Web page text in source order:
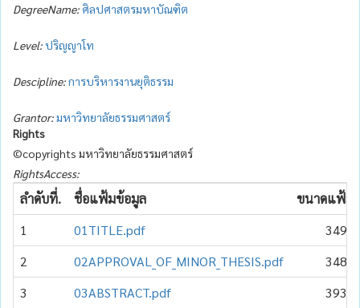
DegreeName: ศิลปศาสตรมหาบัณฑิต
Level:ปริญญาโท
Descipline:การบริหารงานยุติธรรม
Grantor:มหาวิทยาลัยธรรมศาสตร์
Rights
©copyrights มหาวิทยาลัยธรรมศาสตร์
RightsAccess:
ลำดับที่. ชื่อแฟ้มข้อมูล
ขนาดแฟ้ม
1
01TITLE.pdf
2
02APPROVAL_OF_MINOR_THESIS.pdf
3
03ABSTRACT.pdf